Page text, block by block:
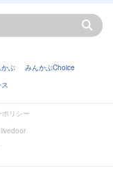
ぶ
みんかぶChoice
ポリシー
livedoor